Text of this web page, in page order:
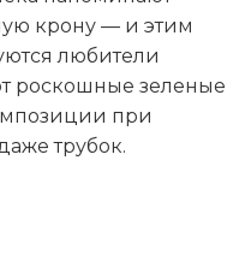
крону — и этим
любители
роскошные зеленые
при
трубок.